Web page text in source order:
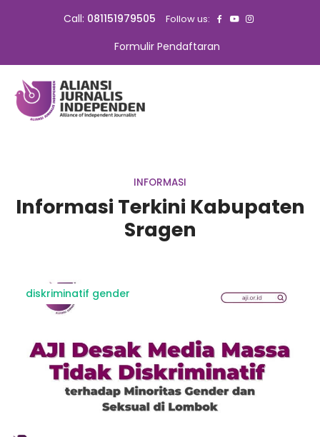
Call: 081151979505 Follow us:
Formulir Pendaftaran
INFORMASI
Informasi Terkini Kabupaten
Sragen
diskriminatif gender